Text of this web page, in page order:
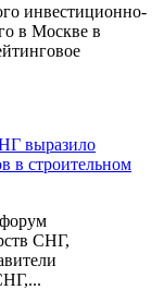
инвестиционно-
в Москве в
выразило
в строительном
СНГ,